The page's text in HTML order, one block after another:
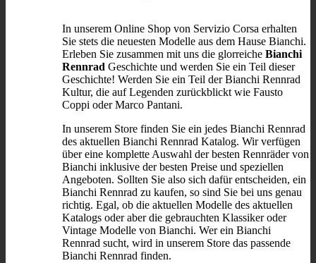
In unserem Online Shop von Servizio Corsa erhalten
Sie stets die neuesten Modelle aus dem Hause Bianchi.
Erleben Sie zusammen mit uns die glorreiche Bianchi
Rennrad Geschichte und werden Sie ein Teil dieser
Geschichte! Werden Sie ein Teil der Bianchi Rennrad
Kultur, die auf Legenden zurückblickt wie Fausto
Coppi oder Marco Pantani.
In unserem Store finden Sie ein jedes Bianchi Rennrad
des aktuellen Bianchi Rennrad Katalog. Wir verfügen
über eine komplette Auswahl der besten Rennräder von
Bianchi inklusive der besten Preise und speziellen
Angeboten. Sollten Sie also sich dafür entscheiden, ein
Bianchi Rennrad zu kaufen, so sind Sie bei uns genau
richtig. Egal, ob die aktuellen Modelle des aktuellen
Katalogs oder aber die gebrauchten Klassiker oder
Vintage Modelle von Bianchi. Wer ein Bianchi
Rennrad sucht, wird in unserem Store das passende
Bianchi Rennrad finden.